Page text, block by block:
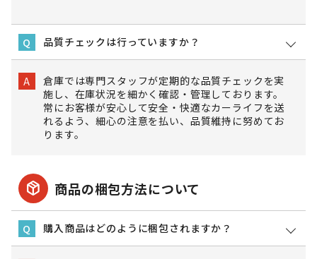
Q 品質チェックは行っていますか？
A
倉庫では専門スタッフが定期的な品質チェックを実
施し、在庫状況を細かく確認・管理しております。
常にお客様が安心して安全・快適なカーライフを送
れるよう、細心の注意を払い、品質維持に努めてお
ります。
package_2 商品の梱包方法について
Q 購入商品はどのように梱包されますか？